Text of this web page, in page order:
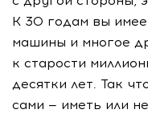
К 30 годам вы
машины и многое
к старости
десятки лет. Так
сами — иметь или